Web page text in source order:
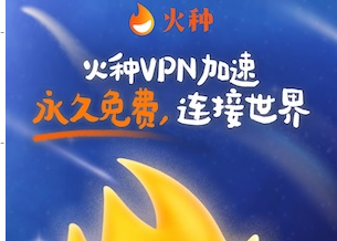
支持
支持[0] 反对[0]
支持[0] 反对[0]